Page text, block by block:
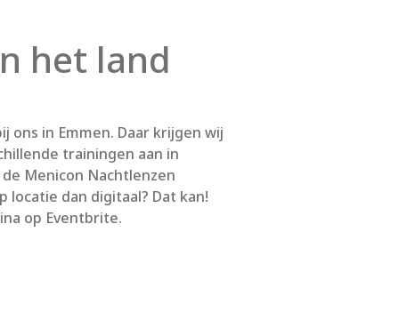
het land
ons in Emmen. Daar krijgen wij
trainingen aan in
Menicon Nachtlenzen
dan digitaal? Dat kan!
op Eventbrite.